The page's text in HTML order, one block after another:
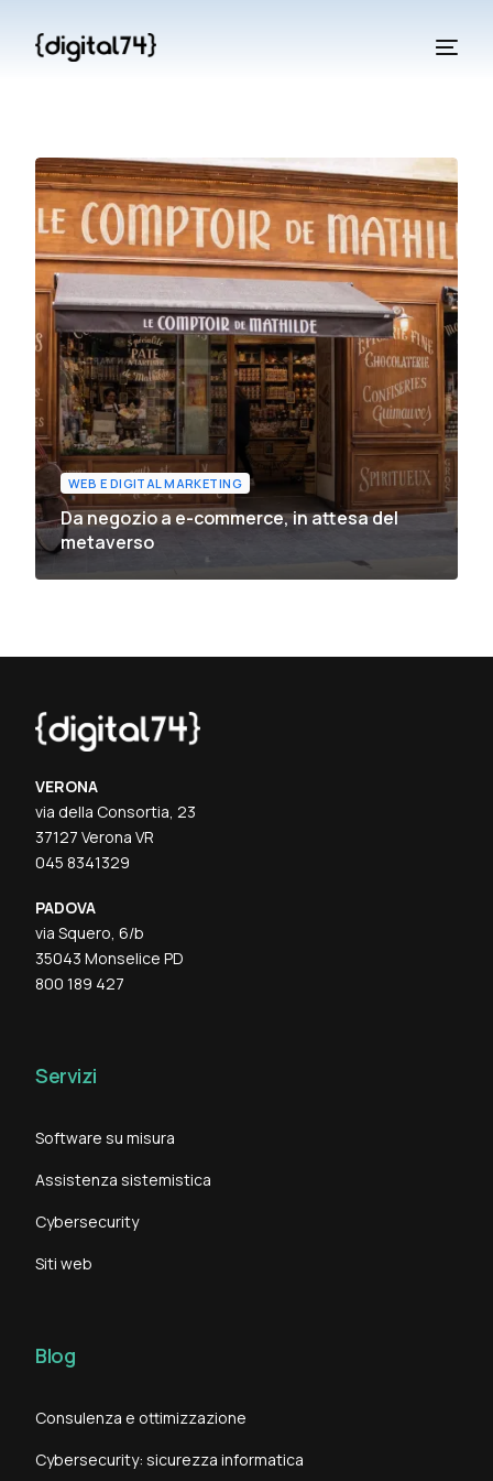
WEB E DIGITAL MARKETING
Da negozio a e-commerce, in attesa del
metaverso
VERONA
via della Consortia, 23
37127 Verona VR
045 8341329
PADOVA
via Squero, 6/b
35043 Monselice PD
800 189 427
Servizi
Software su misura
Assistenza sistemistica
Cybersecurity
Siti web
Blog
Consulenza e ottimizzazione
Cybersecurity: sicurezza informatica